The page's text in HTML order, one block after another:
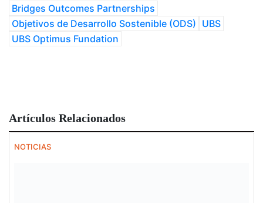
Bridges Outcomes Partnerships
Objetivos de Desarrollo Sostenible (ODS) UBS
UBS Optimus Fundation
Artículos Relacionados
NOTICIAS